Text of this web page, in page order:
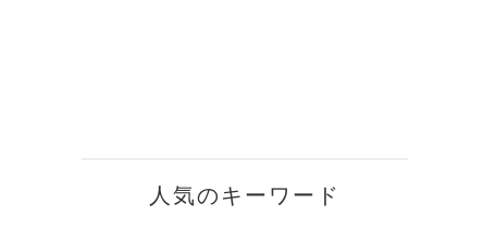
人気のキーワード